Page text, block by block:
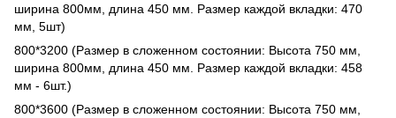
ширина 800мм, длина 450 мм. Размер каждой вкладки: 470
мм, 5шт)
800*3200 (Размер в сложенном состоянии: Высота 750 мм,
ширина 800мм, длина 450 мм. Размер каждой вкладки: 458
мм - 6шт.)
800*3600 (Размер в сложенном состоянии: Высота 750 мм,